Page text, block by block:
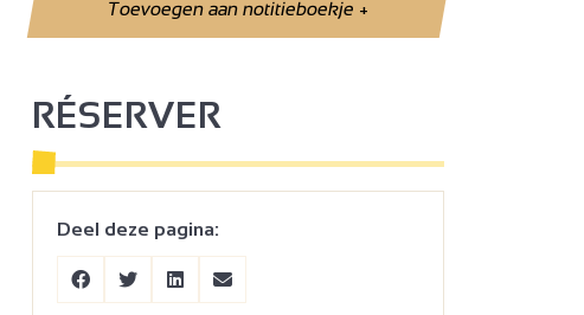
Toevoegen aan notitieboekje+
RÉSERVER
Deel deze pagina: